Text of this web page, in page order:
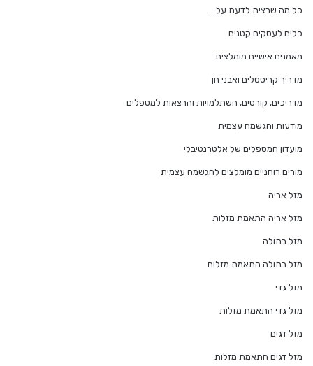
כל מה שרצית לדעת על…
כלים לעסקים קטנים
מאמנים אישיים מומלצים
מדריך קריסטלים ואבני חן
מדריכים, קורסים, השתלמויות והרצאות למטפלים
מודעות והגשמה עצמית
מועדון המטפלים של אלטרנטיבלי
מורים רוחניים מומלצים להגשמה עצמית
מזל אריה
מזל אריה התאמת מזלות
מזל בתולה
מזל בתולה התאמת מזלות
מזל גדי
מזל גדי התאמת מזלות
מזל דגים
מזל דגים התאמת מזלות